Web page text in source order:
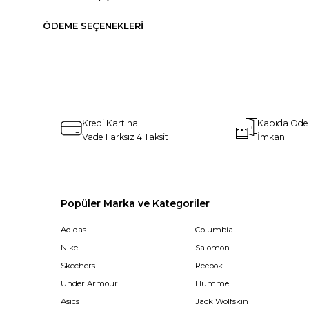
ÖDEME SEÇENEKLERI
Kredi Kartına
Vade Farksız 4 Taksit
Kapıda
İmkanı
Popüler Marka ve Kategoriler
Adidas
Nike
Skechers
Under Armour
Asics
Columbia
Salomon
Reebok
Hummel
Jack Wolfskin